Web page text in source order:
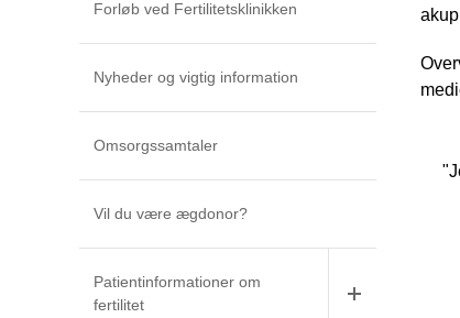
Forløb ved Fertilitetsklinikken
Nyheder og vigtig information
Omsorgssamtaler
Vil du være ægdonor?
Patientinformationer om
fertilitet